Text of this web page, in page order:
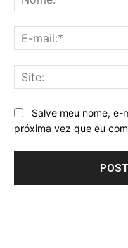
Salve meu nome,
próxima vez que eu